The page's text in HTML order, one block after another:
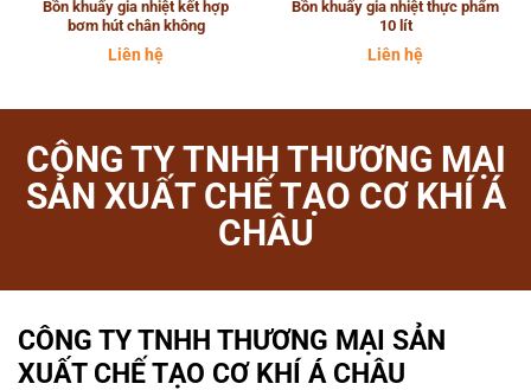
Bồn khuấy gia nhiệt kết hợp
bơm hút chân không
Liên hệ
Bồn khuấy gia nhiệt thực phẩm
10 lít
Liên hệ
CÔNG TY TNHH THƯƠNG MẠI
SẢN XUẤT CHẾ TẠO CƠ KHÍ Á
CHÂU
CÔNG TY TNHH THƯƠNG MẠI SẢN
XUẤT CHẾ TẠO CƠ KHÍ Á CHÂU